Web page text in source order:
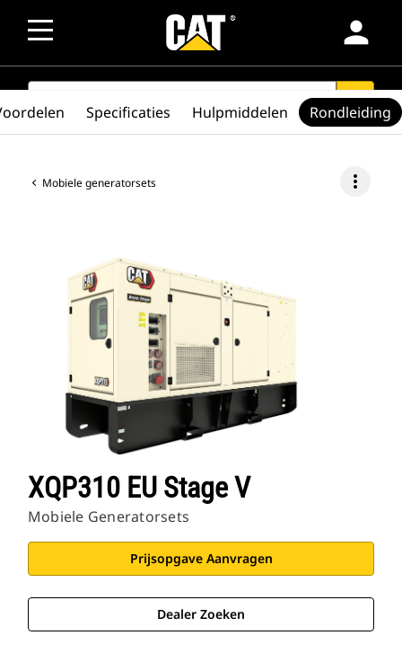
person
SEARCH search
Mobiele generatorsets more_vert
XQP310 EU Stage V
Mobiele Generatorsets
Prijsopgave Aanvragen
Dealer Zoeken
Specificaties Hulpmiddelen Rondleiding